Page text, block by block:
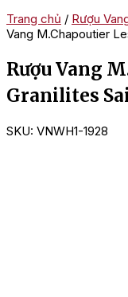
Trang chủ / Rượu
Vang M.Chapoutier
Rượu Vang
Granilites
SKU: VNWH1-1928